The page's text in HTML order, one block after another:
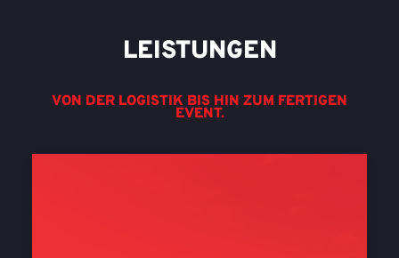
LEISTUNGEN
VON DER LOGISTIK BIS HIN ZUM FERTIGEN
EVENT.